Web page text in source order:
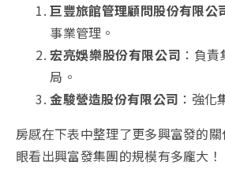
巨豐旅館管理顧問股份有限公
事業管理。
宏亮娛樂股份有限公司 ：負
局。
金駿營造股份有限公司 ：強化
房感在下表中整理了更多興富發的
眼看出興富發集團的規模有多龐大！